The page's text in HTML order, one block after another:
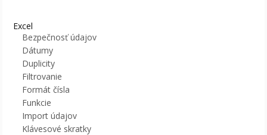
Excel
Bezpečnosť údajov
Dátumy
Duplicity
Filtrovanie
Formát čísla
Funkcie
Import údajov
Klávesové skratky